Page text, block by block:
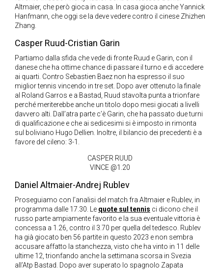
Altmaier, che però gioca in casa. In casa gioca anche Yannick
Hanfmann, che oggi se la deve vedere contro il cinese Zhizhen
Zhang.
Casper Ruud-Cristian Garin
Partiamo dalla sfida che vede di fronte Ruud e Garin, con il
danese che ha ottime chance di passare il turno e di accedere
ai quarti. Contro Sebastien Baez non ha espresso il suo
miglior tennis vincendo in tre set. Dopo aver ottenuto la finale
al Roland Garros e a Bastad, Ruud stavolta punta a trionfare
perché meriterebbe anche un titolo dopo mesi giocati a livelli
davvero alti. Dall’atra parte c’è Garin, che ha passato due turni
di qualificazione e che ai sedicesimi si è imposto in rimonta
sul boliviano Hugo Dellien. Inoltre, il bilancio dei precedenti è a
favore del cileno: 3-1.
CASPER RUUD
VINCE @1.20
Daniel Altmaier-Andrej Rublev
Proseguiamo con l’analisi del match fra Altmaier e Rublev, in
programma dalle 17.30. Le quote sul tennis ci dicono che il
russo parte ampiamente favorito e la sua eventuale vittoria è
concessa a 1.26, contro il 3.70 per quella del tedesco. Rublev
ha già giocato ben 56 partite in questo 2023 e non sembra
accusare affatto la stanchezza, visto che ha vinto in 11 delle
ultime 12, trionfando anche la settimana scorsa in Svezia
all’Atp Bastad. Dopo aver superato lo spagnolo Zapata